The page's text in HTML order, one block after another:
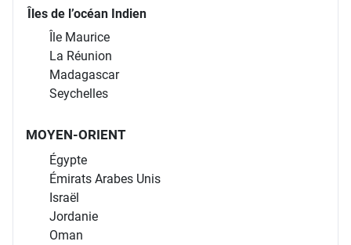
Îles de l’océan Indien
Île Maurice
La Réunion
Madagascar
Seychelles
MOYEN-ORIENT
Égypte
Émirats Arabes Unis
Israël
Jordanie
Oman